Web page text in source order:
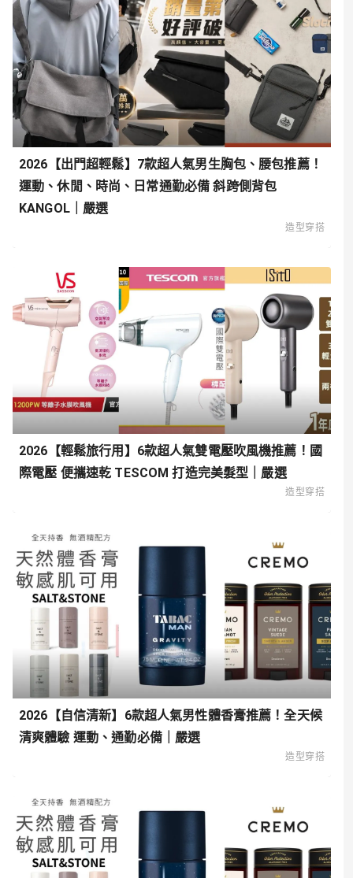
2026【出門超輕鬆】7款超人氣男生胸包、腰包推薦！
運動、休閒、時尚、日常通勤必備 斜跨側背包
KANGOL｜嚴選
造型穿搭
2026【輕鬆旅行用】6款超人氣雙電壓吹風機推薦！國
際電壓 便攜速乾 TESCOM 打造完美髮型｜嚴選
造型穿搭
2026【自信清新】6款超人氣男性體香膏推薦！全天候
清爽體驗 運動、通勤必備｜嚴選
造型穿搭